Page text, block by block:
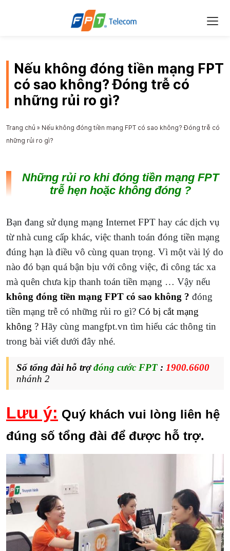
Nếu không đóng tiền mạng FPT
có sao không? Đóng trễ có
những rủi ro gì?
Trang chủ » Nếu không đóng tiền mạng FPT có sao không? Đóng trễ có
những rủi ro gì?
Những rủi ro khi đóng tiền mạng FPT
trễ hẹn hoặc không đóng ?
Bạn đang sử dụng mạng Internet FPT hay các dịch vụ
từ nhà cung cấp khác, việc thanh toán đóng tiền mạng
đúng hạn là điều vô cùng quan trọng. Vì một vài lý do
nào đó bạn quá bận bịu với công việc, đi công tác xa
mà quên chưa kịp thanh toán tiền mạng … Vậy nếu
không đóng tiền mạng FPT có sao không ? đóng
tiền mạng trễ có những rủi ro gì? Có bị cắt mạng
không ? Hãy cùng mangfpt.vn tìm hiểu các thông tin
trong bài viết dưới đây nhé.
Số tổng đài hỗ trợđóng cước FPT: 1900.6600
nhánh 2
Lưu ý: Quý khách vui lòng liên hệ
đúng số tổng đài để được hỗ trợ.